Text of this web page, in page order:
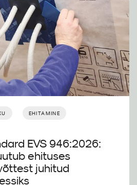
EHITAMINE
EVS 946:2026:
ehituses
juhitud